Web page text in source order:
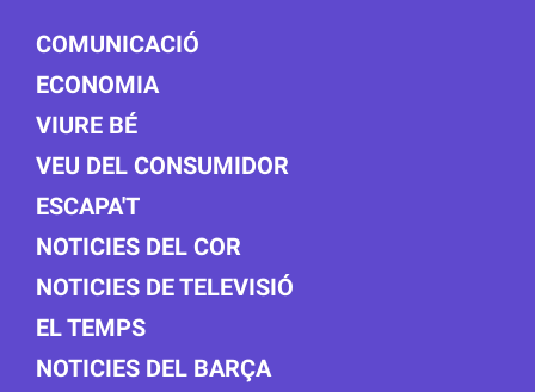
COMUNICACIÓ
ECONOMIA
VIURE BÉ
VEU DEL CONSUMIDOR
ESCAPA'T
NOTICIES DEL COR
NOTICIES DE TELEVISIÓ
EL TEMPS
NOTICIES DEL BARÇA